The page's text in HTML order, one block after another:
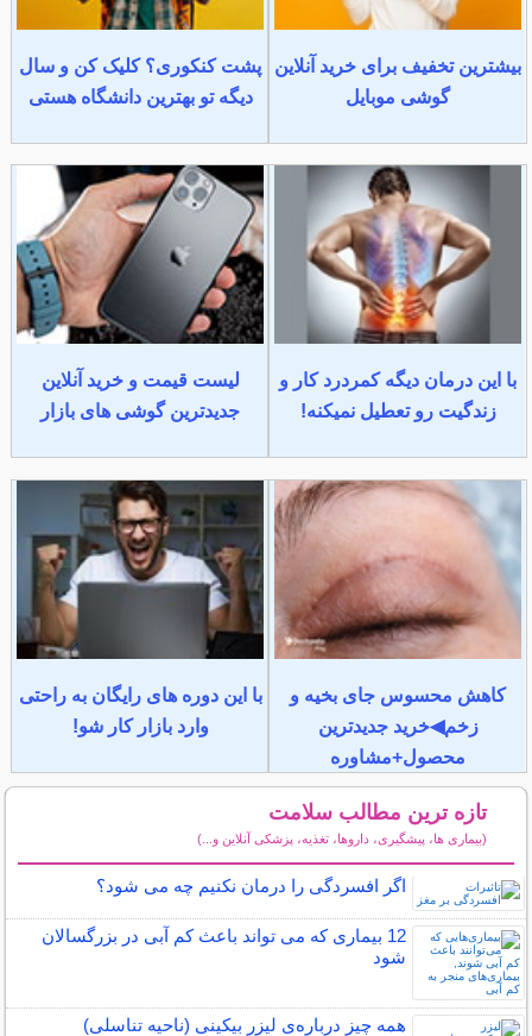
بیشترین تخفیف برای خرید آنلاین
گوشی موبایل
پشت کنکوری؟ کلیک کن و سال
دیگه تو بهترین دانشگاه هستی
با این درمان دیگه کمردرد کار و
زندگیت رو تعطیل نمیکنه!
لیست قیمت و خرید آنلاین
جدیدترین گوشی های بازار
کاهش محسوس جای بخیه و
زخم◀خرید جدیدترین
محصول+مشاوره
با این دوره های رایگان به راحتی
وارد بازار کار شو!
تازه ترین مطالب سلامت
(بیماری ها، پیشگیری، داروها، تغذیه، پزشکی آنلاین و...)
اگر افسردگی را درمان نکنیم چه می شود؟
12 بیماری که می تواند باعث کم آبی در بزرگسالان
شود
همه چیز درباره‌ی لیزر بیکینی (ناحیه تناسلی)